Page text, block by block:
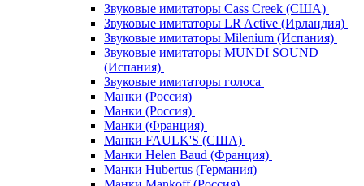
Звуковые имитаторы Cass Creek (США)
Звуковые имитаторы LR Active (Ирландия)
Звуковые имитаторы Milenium (Испания)
Звуковые имитаторы MUNDI SOUND
(Испания)
Звуковые имитаторы голоса
Манки (Россия)
Манки (Россия)
Манки (Франция)
Манки FAULK'S (США)
Манки Helen Baud (Франция)
Манки Hubertus (Германия)